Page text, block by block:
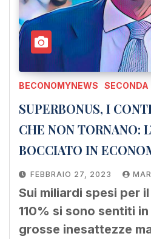
BECONOMYNEWS SECONDA
SUPERBONUS, I
CHE NON TORNANO:
BOCCIATO IN
FEBBRAIO 27, 2023
Sui miliardi spesi per
110% si sono sentiti
grosse inesattezze